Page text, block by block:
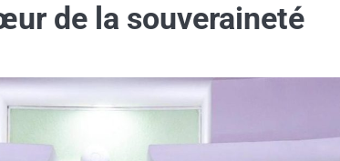
de la souveraineté